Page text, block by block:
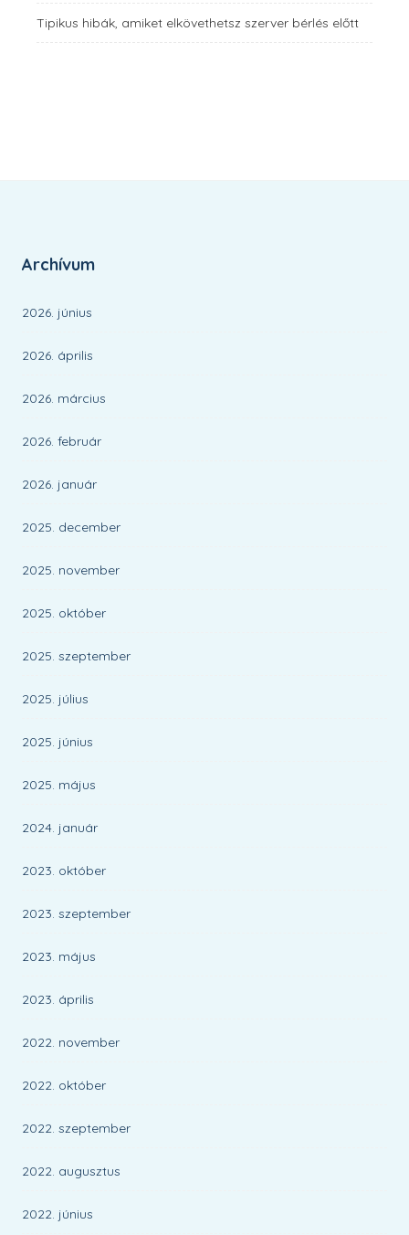
Tipikus hibák, amiket elkövethetsz szerver bérlés előtt
Archívum
2026. június
2026. április
2026. március
2026. február
2026. január
2025. december
2025. november
2025. október
2025. szeptember
2025. július
2025. június
2025. május
2024. január
2023. október
2023. szeptember
2023. május
2023. április
2022. november
2022. október
2022. szeptember
2022. augusztus
2022. június